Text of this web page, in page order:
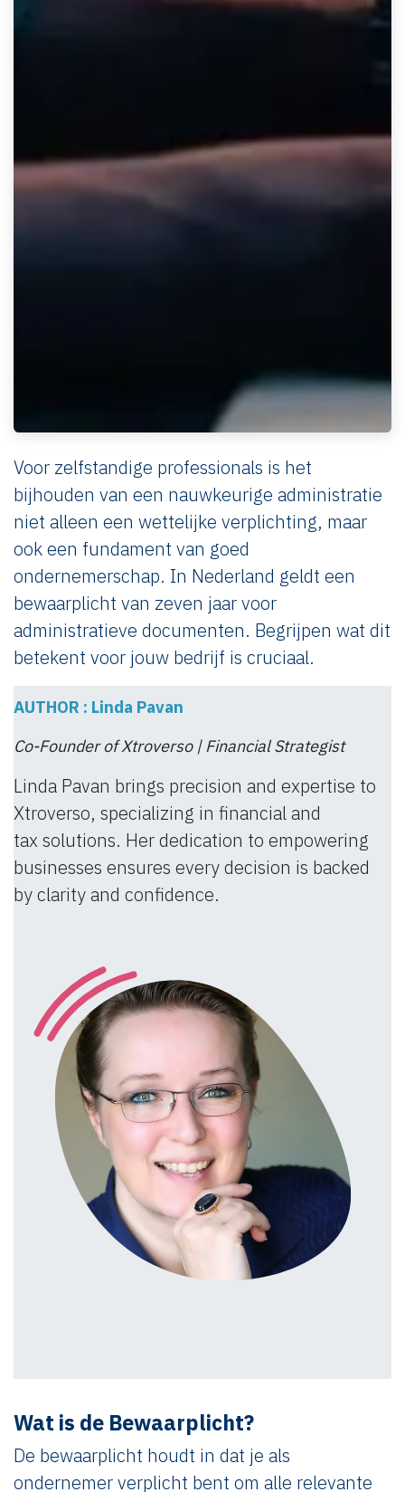
Voor zelfstandige professionals is het
bijhouden van een nauwkeurige administratie
niet alleen een wettelijke verplichting, maar
ook een fundament van goed
ondernemerschap. In Nederland geldt een
bewaarplicht van zeven jaar voor
administratieve documenten. Begrijpen wat dit
betekent voor jouw bedrijf is cruciaal.
AUTHOR : Linda Pavan
Co-Founder of Xtroverso | Financial Strategist
Linda Pavan brings precision and expertise to
Xtroverso, specializing in financial and
tax solutions. Her dedication to empowering
businesses ensures every decision is backed
by clarity and confidence.​
Wat is de Bewaarplicht?
De bewaarplicht houdt in dat je als
ondernemer verplicht bent om alle relevante